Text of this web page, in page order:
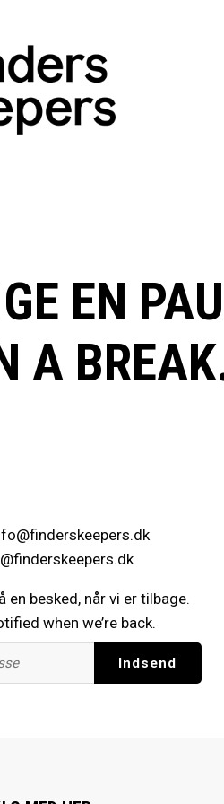
EN
A
en besked, når vi er tilbage.
when we’re back.